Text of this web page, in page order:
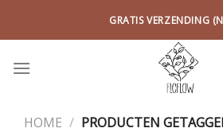
GRATIS VERZENDING
HOME / PRODUCTEN